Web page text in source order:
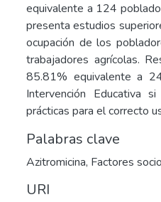
equivalente a 124
presenta estudios
ocupación de los
trabajadores agrícolas.
85.81% equivalente a
Intervención Educativa
prácticas para el correcto
Palabras clave
Azitromicina, Factores
URI